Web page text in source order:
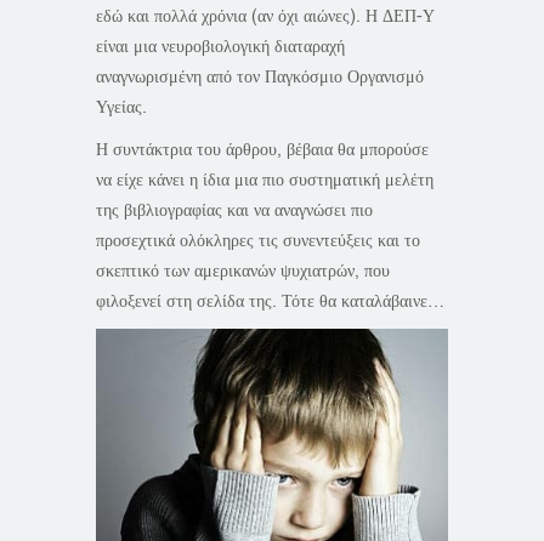
εδώ και πολλά χρόνια (αν όχι αιώνες). Η ΔΕΠ-Υ
είναι μια νευροβιολογική διαταραχή
αναγνωρισμένη από τον Παγκόσμιο Οργανισμό
Υγείας.
Η συντάκτρια του άρθρου, βέβαια θα μπορούσε
να είχε κάνει η ίδια μια πιο συστηματική μελέτη
της βιβλιογραφίας και να αναγνώσει πιο
προσεχτικά ολόκληρες τις συνεντεύξεις και το
σκεπτικό των αμερικανών ψυχιατρών, που
φιλοξενεί στη σελίδα της. Τότε θα καταλάβαινε…